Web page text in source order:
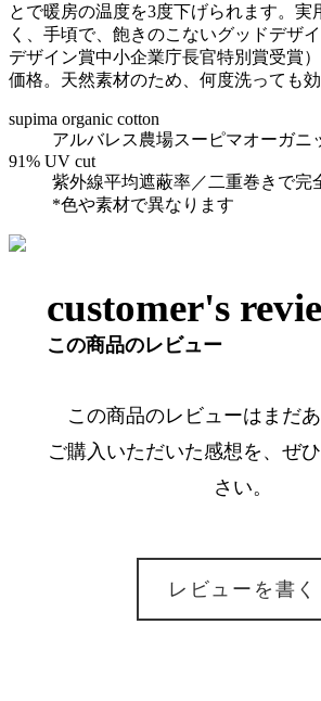
とで暖房の温度を3度下げられます。実
く、手頃で、飽きのこないグッドデザ
デザイン賞中小企業庁長官特別賞受賞
価格。天然素材のため、何度洗っても
supima organic cotton
アルバレス農場スーピマオーガニ
91% UV cut
紫外線平均遮蔽率／二重巻きで完
*色や素材で異なります
customer's
この商品のレビュー
この商品のレビューはまだあ
ご購入いただいた感想を、ぜ
さい。
レビューを書く